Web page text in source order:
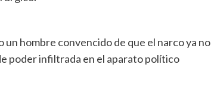
hombre convencido de que el narco ya no
poder infiltrada en el aparato político